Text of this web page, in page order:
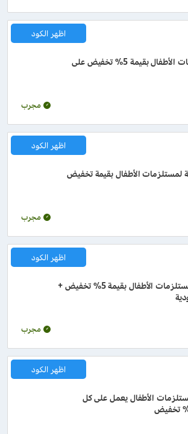
كود لطافة لمستلزمات الأطفال بقيمة 5% تخفيض على
اظهر الكود
مجرب
لمستلزمات الأطفال بقيمة تخفيض
اظهر الكود
مجرب
برومو كود لطافة لمستلزمات الأطفال بقيمة 5% تخفيض +
اظهر الكود
مجرب
الأطفال يعمل على كل
اظهر الكود